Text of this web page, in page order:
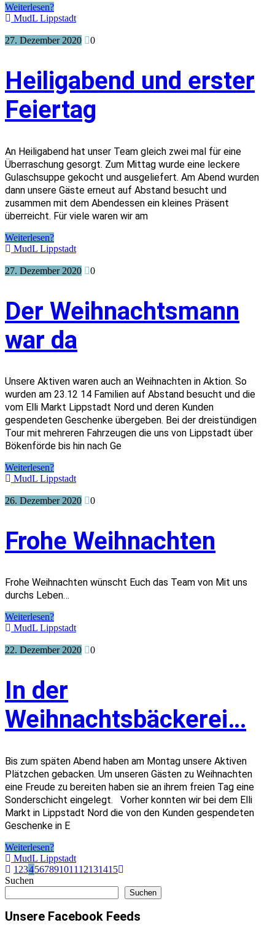
Weiterlesen?
MudL Lippstadt
27. Dezember 2020 0
Heiligabend und erster
Feiertag
An Heiligabend hat unser Team gleich zwei mal für eine
Überraschung gesorgt. Zum Mittag wurde eine leckere
Gulaschsuppe gekocht und ausgeliefert. Am Abend wurden
dann unsere Gäste erneut auf Abstand besucht und
zusammen mit dem Abendessen ein kleines Präsent
überreicht. Für viele waren wir am
Weiterlesen?
MudL Lippstadt
27. Dezember 2020 0
Der Weihnachtsmann
war da
Unsere Aktiven waren auch an Weihnachten in Aktion. So
wurden am 23.12 14 Familien auf Abstand besucht und die
vom Elli Markt Lippstadt Nord und deren Kunden
gespendeten Geschenke übergeben. Bei der dreistündigen
Tour mit mehreren Fahrzeugen die uns von Lippstadt über
Bökenförde bis hin nach Ge
Weiterlesen?
MudL Lippstadt
26. Dezember 2020 0
Frohe Weihnachten
Frohe Weihnachten wünscht Euch das Team von Mit uns
durchs Leben…
Weiterlesen?
MudL Lippstadt
22. Dezember 2020 0
In der
Weihnachtsbäckerei…
Bis zum späten Abend haben am Montag unsere Aktiven
Plätzchen gebacken. Um unseren Gästen zu Weihnachten
eine Freude zu bereiten haben sie an ihrem freien Tag eine
Sonderschicht eingelegt. Vorher konnten wir bei dem Elli
Markt in Lippstadt Nord die von den Kunden gespendeten
Geschenke in E
Weiterlesen?
MudL Lippstadt
1 234567891011 12131415
Suchen
Suchen
Unsere Facebook Feeds